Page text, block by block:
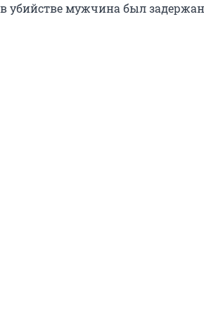
убийстве мужчина был